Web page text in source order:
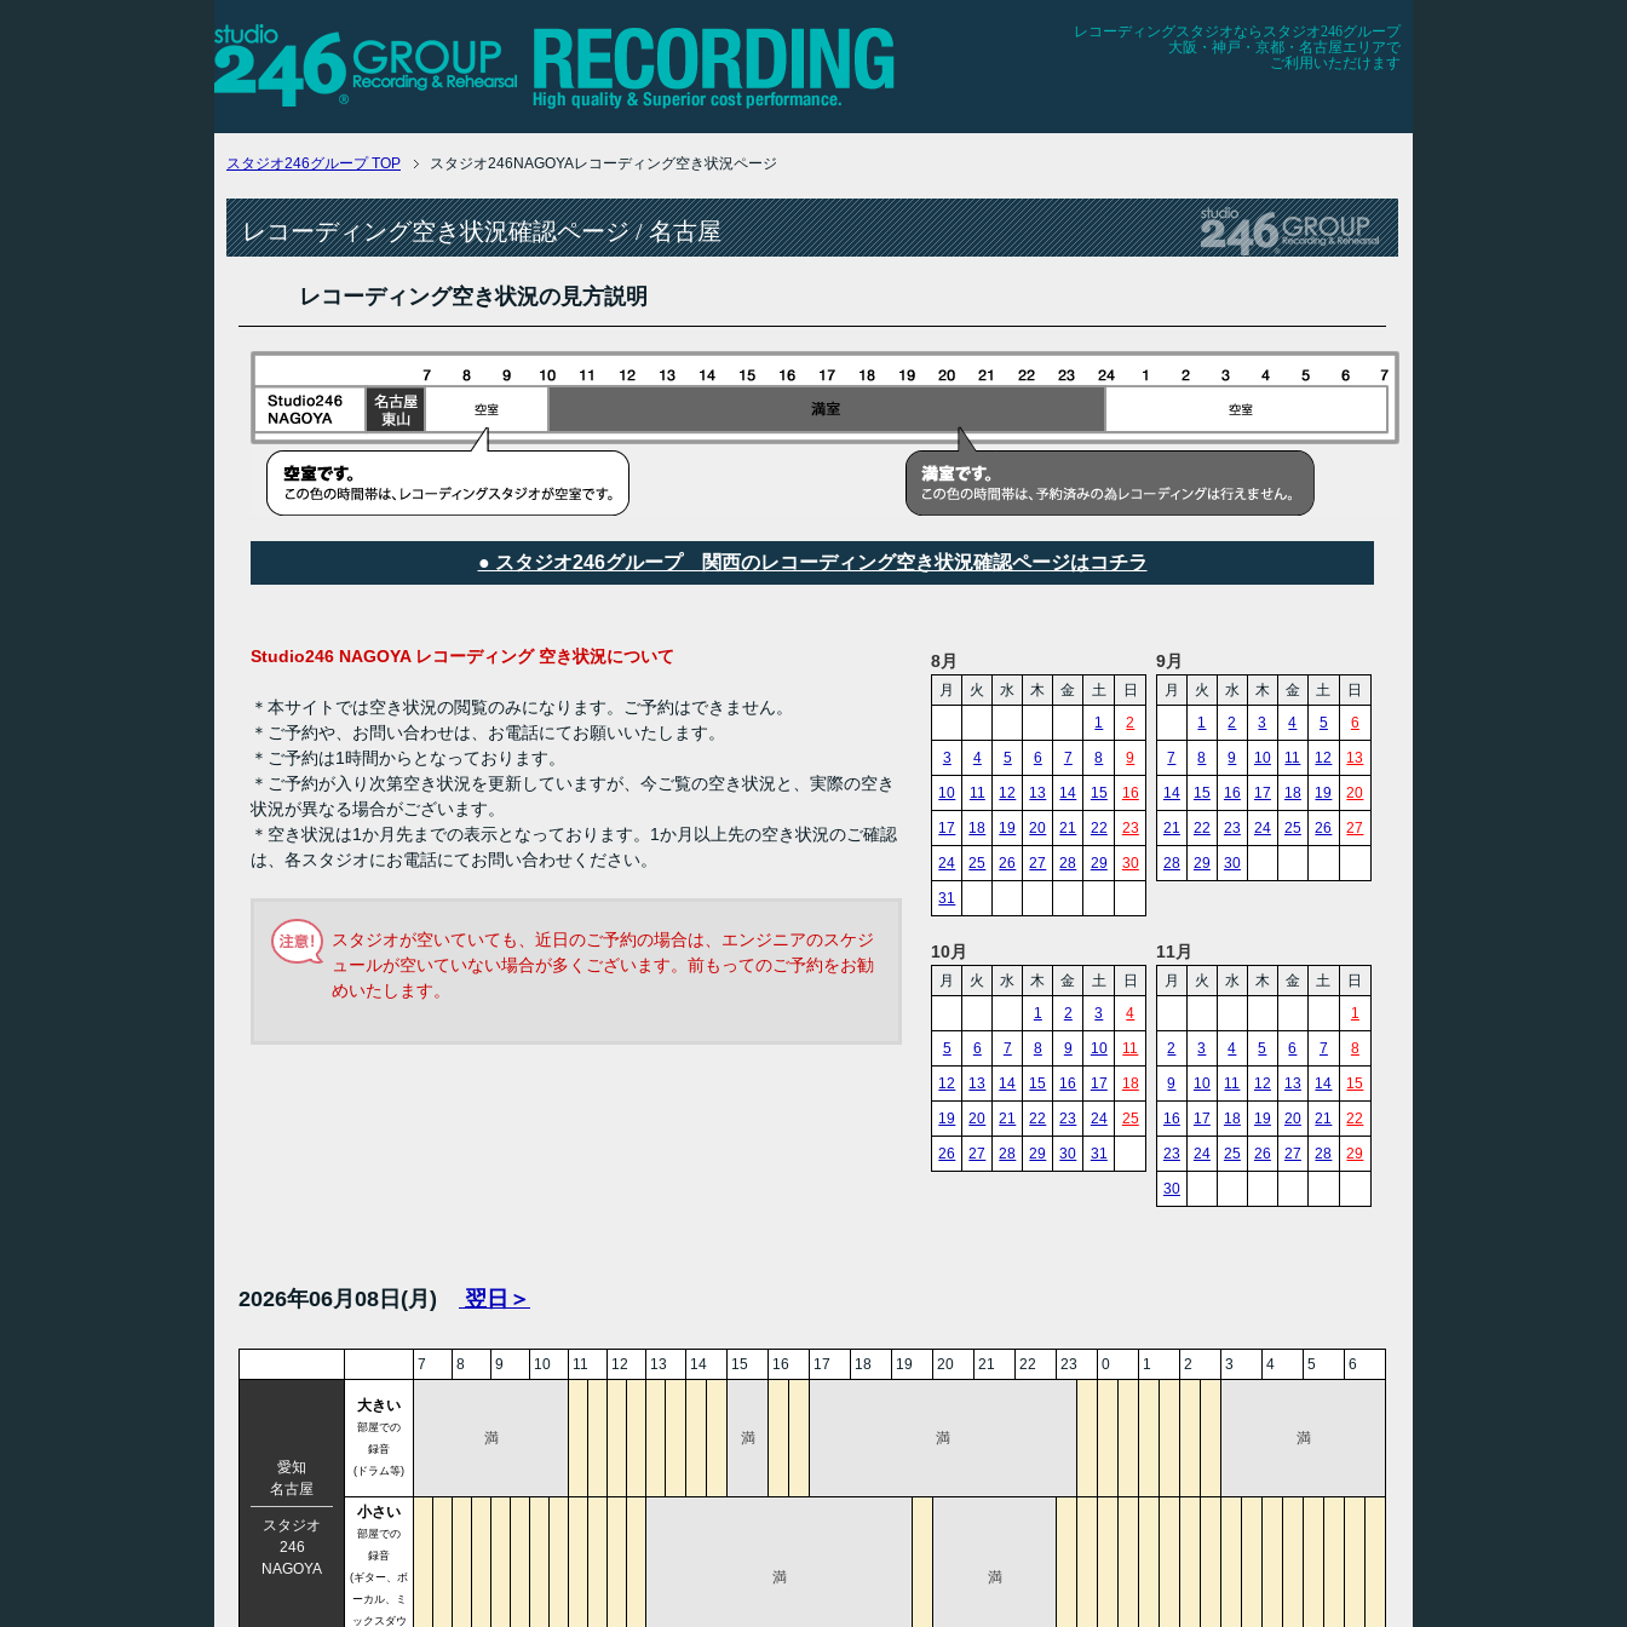
レコーディングスタジオならスタジオ246グループ
大阪・神戸・京都・名古屋エリアで
ご利用いただけます
スタジオ246グループTOP スタジオ246NAGOYAレコーディング空き状況ページ
レコーディング空き状況確認ページ / 名古屋
レコーディング空き状況の見方説明
● スタジオ246グループ 関西のレコーディング空き状況確認ページはコチラ
Studio246 NAGOYA レコーディング 空き状況について
＊本サイトでは空き状況の閲覧のみになります。ご予約はできません。
＊ご予約や、お問い合わせは、お電話にてお願いいたします。
＊ご予約は1時間からとなっております。
＊ご予約が入り次第空き状況を更新していますが、今ご覧の空き状況と、実際の空き
状況が異なる場合がございます。
＊空き状況は1か月先までの表示となっております。1か月以上先の空き状況のご確認
は、各スタジオにお電話にてお問い合わせください。
スタジオが空いていても、近日のご予約の場合は、エンジニアのスケジ
ュールが空いていない場合が多くございます。前もってのご予約をお勧
めいたします。
8月
月 火 水 木 金 土
日
1
2
3 4 5 6 7 8 9
10 11 12 13 14 15 16
17 18 19 20 21 22 23
24 25 26 27 28 29 30
31
9月
月 火 水 木 金 土
日
1
2 3 4 5 6
7 8 9 10 11 12 13
14 15 16 17 18 19 20
21 22 23 24 25 26 27
28 29 30
10月
月 火 水 木 金 土
日
1
2 3 4
5 6 7 8 9 10 11
12 13 14 15 16 17 18
19 20 21 22 23 24 25
26 27 28 29 30 31
11月
月 火 水 木 金 土
日
1
2 3 4 5 6 7 8
9 10 11 12 13 14 15
16 17 18 19 20 21 22
23 24 25 26 27 28 29
30
2026年06月08日(月) 翌日＞
7 8 9 10 11 12 13 14 15 16 17 18 19 20 21 22 23 0 1 2 3 4 5 6
愛知
名古屋
スタジオ
246
NAGOYA
大きい
部屋での
録音
(ドラム等)
満 満 満 満
小さい
部屋での
録音
(ギター、ボ
ーカル、ミ
ックスダウ
満 満